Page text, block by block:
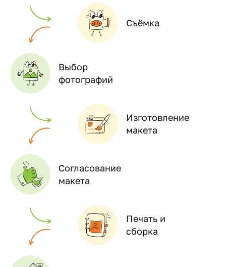
Съёмка
Выбор
фотографий
Изготовление
макета
Согласование
макета
Печать и
сборка